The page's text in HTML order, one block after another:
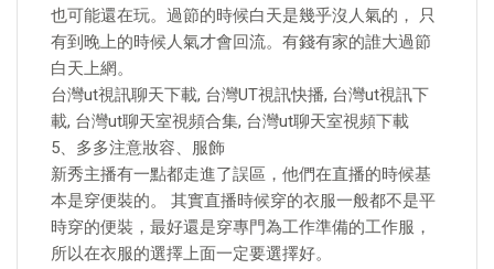
也可能還在玩。過節的時候白天是幾乎沒人氣的， 只
有到晚上的時候人氣才會回流。有錢有家的誰大過節
白天上網。
台灣ut視訊聊天下載, 台灣UT視訊快播, 台灣ut視訊下
載, 台灣ut聊天室視頻合集, 台灣ut聊天室視頻下載
5、多多注意妝容、服飾
新秀主播有一點都走進了誤區，他們在直播的時候基
本是穿便裝的。 其實直播時候穿的衣服一般都不是平
時穿的便裝，最好還是穿專門為工作準備的工作服，
所以在衣服的選擇上面一定要選擇好。